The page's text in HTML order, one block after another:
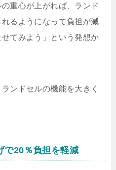
重心が上がれば、ランド
るようになって負担が減
てみよう」という発想か
ンドセルの機能を大きく
で20％負担を軽減